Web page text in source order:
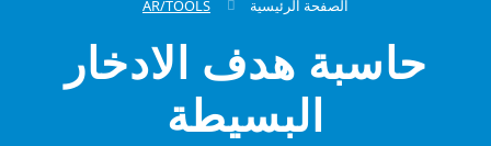
الصفحة الرئيسية AR/TOOLS
حاسبة هدف الادخار
البسيطة